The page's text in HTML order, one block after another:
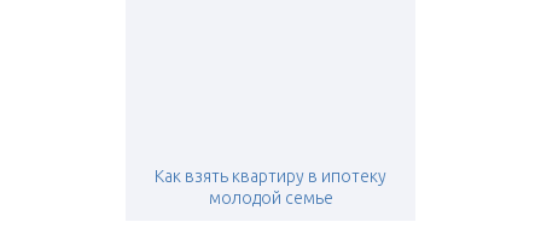
Как взять квартиру в ипотеку
молодой семье